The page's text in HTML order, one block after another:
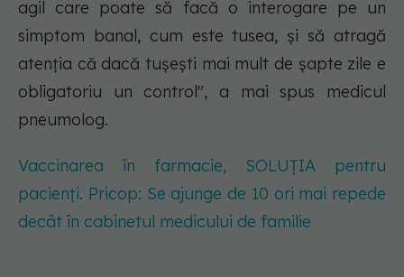
agil care poate să facă o interogare pe un
simptom banal, cum este tusea, și să atragă
atenția că dacă tușești mai mult de șapte zile e
obligatoriu un control", a mai spus medicul
pneumolog.
Vaccinarea în farmacie, SOLUȚIA pentru
pacienți. Pricop: Se ajunge de 10 ori mai repede
decât în cabinetul medicului de familie